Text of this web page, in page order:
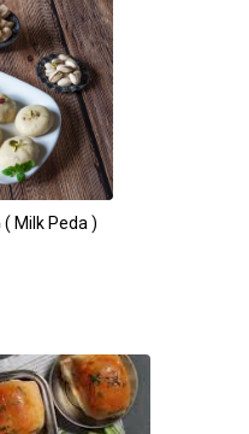
Milk Peda )